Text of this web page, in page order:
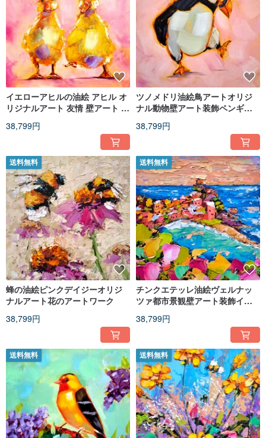
イエローアヒルの油絵 アヒル オ
リジナルアート 友情 壁アート 動
38,799円
ツノメドリ油絵鳥アートオリジ
ナル動物壁アート装飾ペンギン
38,799円
送料無料
蜂の油絵ピンクデイジーオリジ
ナルアート花のアートワーク
38,799円
送料無料
チンクエテッレ油絵ヴェルナッ
ツァ都市景観壁アート装飾イタ
38,799円
送料無料 送料無料